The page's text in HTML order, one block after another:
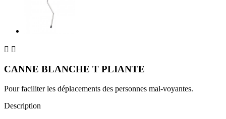
 
CANNE BLANCHE T PLIANTE
Pour faciliter les déplacements des personnes mal-voyantes.
Description